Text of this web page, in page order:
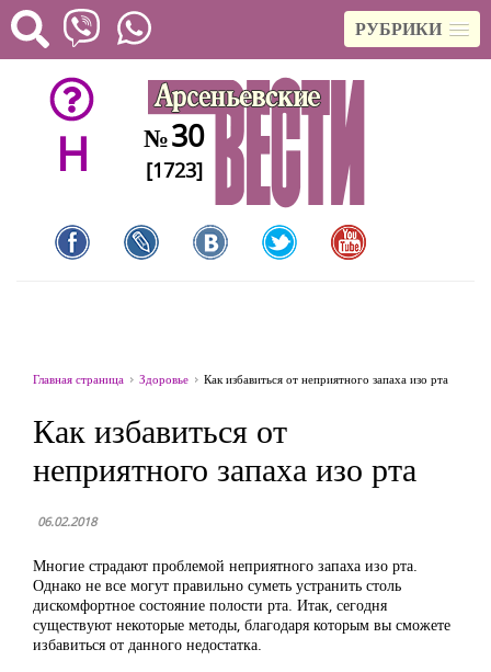
РУБРИКИ
H №30
[1723]
Главная страница Здоровье Как избавиться от неприятного запаха изо рта
Как избавиться от
неприятного запаха изо рта
06.02.2018
Многие страдают проблемой неприятного запаха изо рта.
Однако не все могут правильно суметь устранить столь
дискомфортное состояние полости рта. Итак, сегодня
существуют некоторые методы, благодаря которым вы сможете
избавиться от данного недостатка.